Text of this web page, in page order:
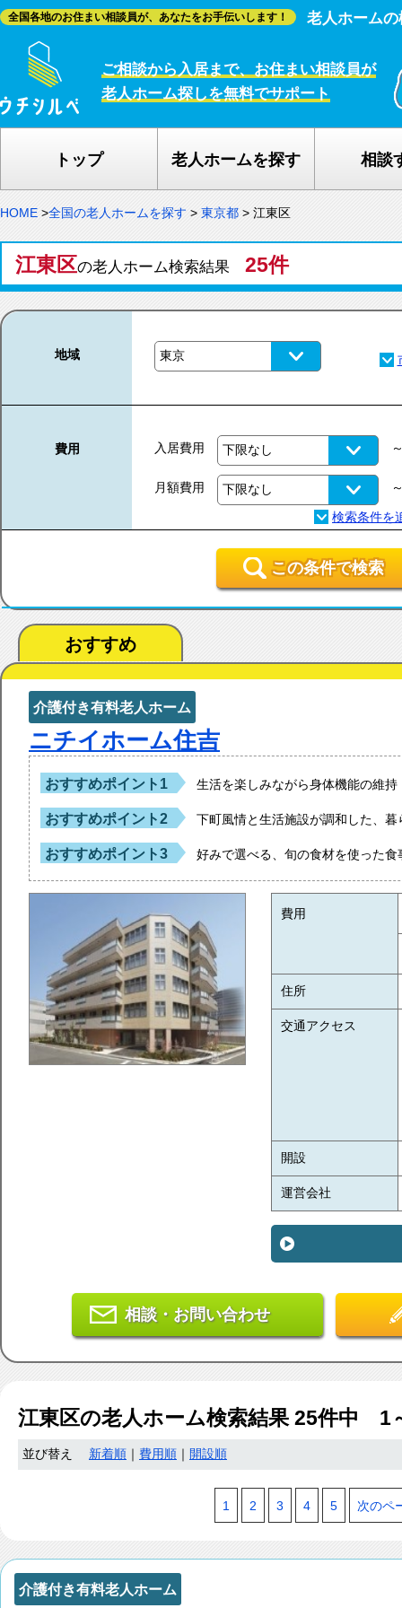
全国各地のお住まい相談員が、あなたをお手伝いします！ 老人ホーム
ご相談から入居まで、お住まい相談員が
老人ホーム探しを無料でサポート
トップ 老人ホームを探す 相談
HOME >全国の老人ホームを探す > 東京都 > 江東区
江東区の老人ホーム検索結果 25件
地域
費用 入居費用
月額費用
この条件で検索
おすすめ
介護付き有料老人ホーム
ニチイホーム住吉
おすすめポイント1 生活を楽しみながら身体機能の維持
おすすめポイント2 下町風情と生活施設が調和した、暮
おすすめポイント3 好みで選べる、旬の食材を使った食
費用
住所
交通アクセス
開設
運営会社
相談・お問い合わせ
江東区の老人ホーム検索結果 25件中 1
並び替え 新着順 費用順 開設順
1 2 3 4 5 次のペ
介護付き有料老人ホーム